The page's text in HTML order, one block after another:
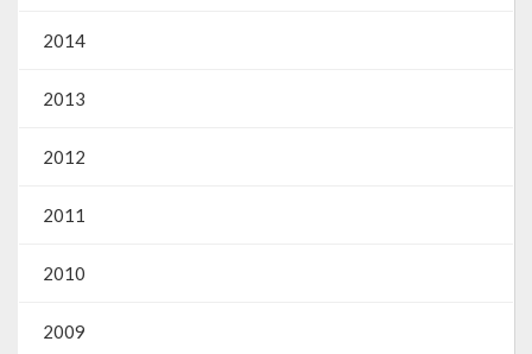
2014
2013
2012
2011
2010
2009